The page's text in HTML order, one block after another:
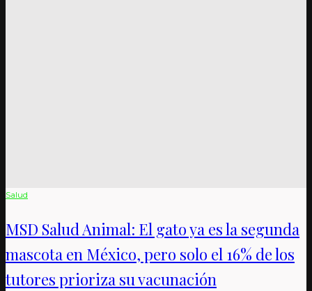
Salud
MSD Salud Animal: El gato ya es la segunda
mascota en México, pero solo el 16% de los
tutores prioriza su vacunación